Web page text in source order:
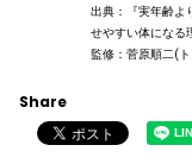
出典：『実年齢よ
せやすい体になる
監修：菅原順二(
Share